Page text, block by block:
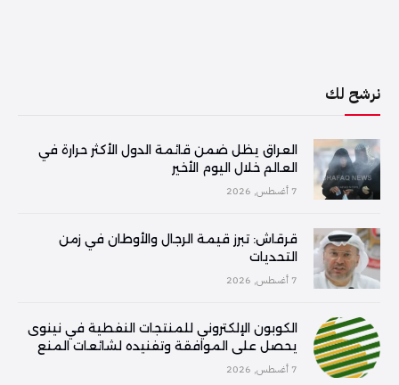
نرشح لك
العراق يظل ضمن قائمة الدول الأكثر حرارة في
العالم خلال اليوم الأخير
7 أغسطس, 2026
قرقاش: تبرز قيمة الرجال والأوطان في زمن
التحديات
7 أغسطس, 2026
الكوبون الإلكتروني للمنتجات النفطية في نينوى
يحصل على الموافقة وتفنيده لشائعات المنع
7 أغسطس, 2026